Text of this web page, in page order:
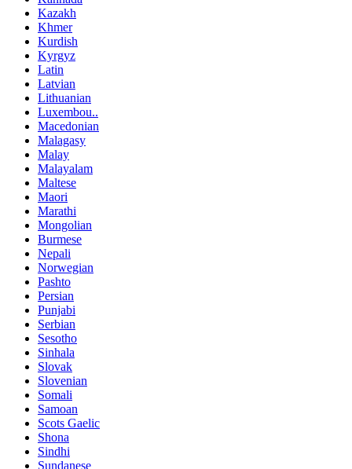
Kazakh
Khmer
Kurdish
Kyrgyz
Latin
Latvian
Lithuanian
Luxembou..
Macedonian
Malagasy
Malay
Malayalam
Maltese
Maori
Marathi
Mongolian
Burmese
Nepali
Norwegian
Pashto
Persian
Punjabi
Serbian
Sesotho
Sinhala
Slovak
Slovenian
Somali
Samoan
Scots Gaelic
Shona
Sindhi
Sundanese